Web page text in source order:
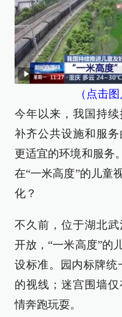
（点击
今年以来，我国持
补齐公共设施和服
更适宜的环境和服务
在“一米高度”的儿童
化？
不久前，位于湖北
开放，“一米高度”的
设标准。园内标牌统
的视线；迷宫围墙
情奔跑玩耍。